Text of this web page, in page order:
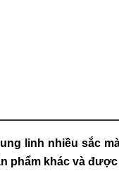
linh nhiều sắc
phẩm khác và